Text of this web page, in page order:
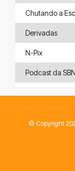
Chutando a
Derivadas
N-Pix
Podcast da SBN
© Copyright